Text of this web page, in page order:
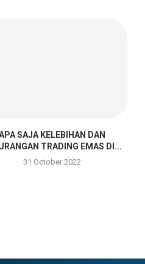
SAJA KELEBIHAN DAN
TRADING EMAS DI...
31 October 2022